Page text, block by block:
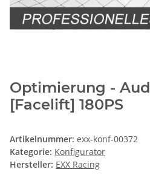
Optimierung -
[Facelift] 180PS
Artikelnummer: exx-konf-00372
Kategorie: Konfigurator
Hersteller: EXX Racing